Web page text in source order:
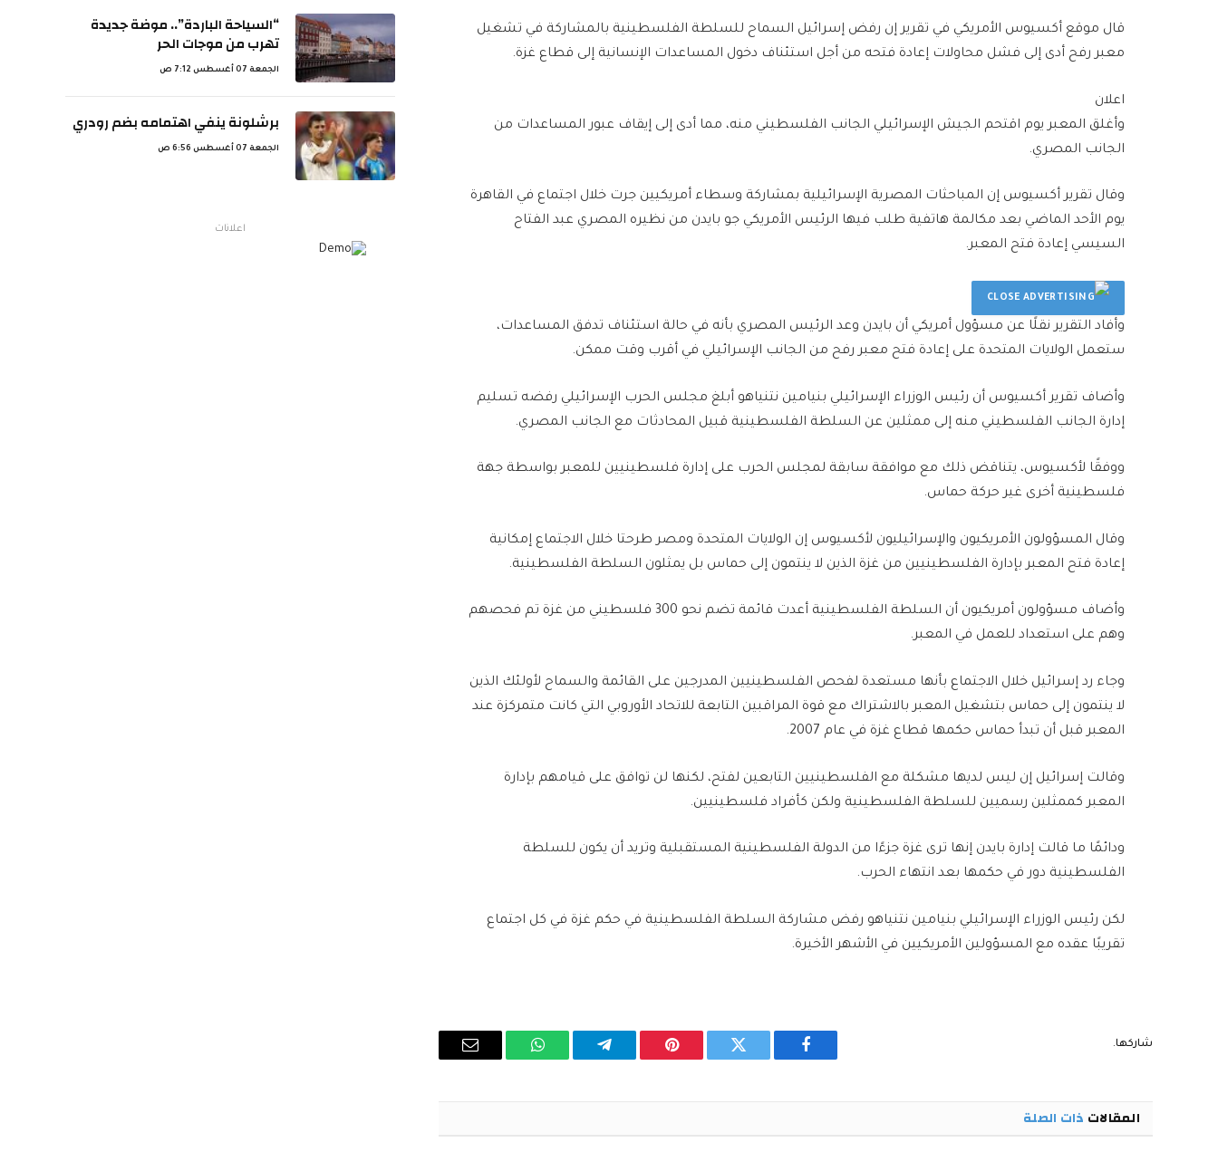
قال موقع أكسيوس الأمريكي في تقرير إن رفض إسرائيل السماح للسلطة الفلسطينية بالمشاركة في تشغيل
معبر رفح أدى إلى فشل محاولات إعادة فتحه من أجل استئناف دخول المساعدات الإنسانية إلى قطاع غزة.
اعلان
وأغلق المعبر يوم اقتحم الجيش الإسرائيلي الجانب الفلسطيني منه، مما أدى إلى إيقاف عبور المساعدات من
الجانب المصري.
وقال تقرير أكسيوس إن المباحثات المصرية الإسرائيلية بمشاركة وسطاء أمريكيين جرت خلال اجتماع في القاهرة
يوم الأحد الماضي بعد مكالمة هاتفية طلب فيها الرئيس الأمريكي جو بايدن من نظيره المصري عبد الفتاح
السيسي إعادة فتح المعبر.
وأفاد التقرير نقلًا عن مسؤول أمريكي أن بايدن وعد الرئيس المصري بأنه في حالة استئناف تدفق المساعدات،
ستعمل الولايات المتحدة على إعادة فتح معبر رفح من الجانب الإسرائيلي في أقرب وقت ممكن.
وأضاف تقرير أكسيوس أن رئيس الوزراء الإسرائيلي بنيامين نتنياهو أبلغ مجلس الحرب الإسرائيلي رفضه تسليم
إدارة الجانب الفلسطيني منه إلى ممثلين عن السلطة الفلسطينية قبيل المحادثات مع الجانب المصري.
ووفقًا لأكسيوس، يتناقض ذلك مع موافقة سابقة لمجلس الحرب على إدارة فلسطينيين للمعبر بواسطة جهة
فلسطينية أخرى غير حركة حماس.
وقال المسؤولون الأمريكيون والإسرائيليون لأكسيوس إن الولايات المتحدة ومصر طرحتا خلال الاجتماع إمكانية
إعادة فتح المعبر بإدارة الفلسطينيين من غزة الذين لا ينتمون إلى حماس بل يمثلون السلطة الفلسطينية.
وأضاف مسؤولون أمريكيون أن السلطة الفلسطينية أعدت قائمة تضم نحو 300 فلسطيني من غزة تم فحصهم
وهم على استعداد للعمل في المعبر.
وجاء رد إسرائيل خلال الاجتماع بأنها مستعدة لفحص الفلسطينيين المدرجين على القائمة والسماح لأولئك الذين
لا ينتمون إلى حماس بتشغيل المعبر بالاشتراك مع قوة المراقبين التابعة للاتحاد الأوروبي التي كانت متمركزة عند
المعبر قبل أن تبدأ حماس حكمها قطاع غزة في عام 2007.
وقالت إسرائيل إن ليس لديها مشكلة مع الفلسطينيين التابعين لفتح، لكنها لن توافق على قيامهم بإدارة
المعبر كممثلين رسميين للسلطة الفلسطينية ولكن كأفراد فلسطينيين.
ودائمًا ما قالت إدارة بايدن إنها ترى غزة جزءًا من الدولة الفلسطينية المستقبلية وتريد أن يكون للسلطة
الفلسطينية دور في حكمها بعد انتهاء الحرب.
لكن رئيس الوزراء الإسرائيلي بنيامين نتنياهو رفض مشاركة السلطة الفلسطينية في حكم غزة في كل اجتماع
تقريبًا عقده مع المسؤولين الأمريكيين في الأشهر الأخيرة.
شاركها.
فيسبوك تويتر بينتيريستتيلقرام واتساب
البريد
المقالات ذات الصلة
“السياحة الباردة”.. موضة جديدة
تهرب من موجات الحر
الجمعة 07 أغسطس 7:12 ص
برشلونة ينفي اهتمامه بضم رودري
الجمعة 07 أغسطس 6:56 ص
اعلانات